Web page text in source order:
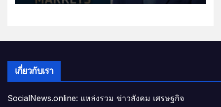
เกี่ยวกับเรา
SocialNews.online: แหล่งรวม ข่าวสังคม เศรษฐกิจ